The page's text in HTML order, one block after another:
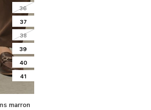
36
37
38
39
40
41
marron